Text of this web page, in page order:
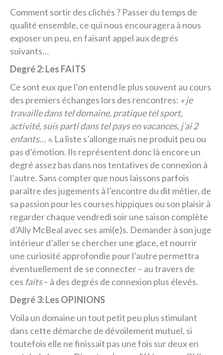
Comment sortir des clichés ? Passer du temps de
qualité ensemble, ce qui nous encouragera à nous
exposer un peu, en faisant appel aux degrés
suivants…
Degré 2: Les FAITS
Ce sont eux que l’on entend le plus souvent au cours
des premiers échanges lors des rencontres: « je
travaille dans tel domaine, pratique tel sport,
activité, suis parti dans tel pays en vacances, j’ai 2
enfants… ». La liste s’allonge mais ne produit peu ou
pas d’émotion. Ils représentent donc là encore un
degré assez bas dans nos tentatives de connexion à
l’autre. Sans compter que nous laissons parfois
paraître des jugements à l’encontre du dit métier, de
sa passion pour les courses hippiques ou son plaisir à
regarder chaque vendredi soir une saison complète
d’Ally McBeal avec ses ami(e)s. Demander à son juge
intérieur d’aller se chercher une glace, et nourrir
une curiosité approfondie pour l’autre permettra
éventuellement de se connecter – au travers de
ces faits– à des degrés de connexion plus élevés.
Degré 3: Les OPINIONS
Voila un domaine un tout petit peu plus stimulant
dans cette démarche de dévoilement mutuel, si
toutefois elle ne finissait pas une fois sur deux en